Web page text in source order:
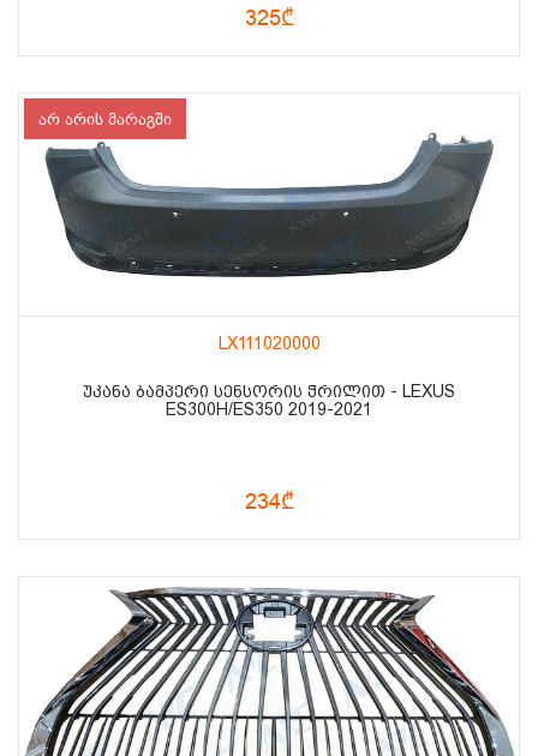
325₾
არ არის მარაგში
LX111020000
ᲣᲙᲐᲜᲐ ᲑᲐᲛᲞᲔᲠᲘ ᲡᲔᲜᲡᲝᲠᲘᲡ ᲭᲠᲘᲚᲘᲗ - LEXUS
ES300H/ES350 2019-2021
234₾